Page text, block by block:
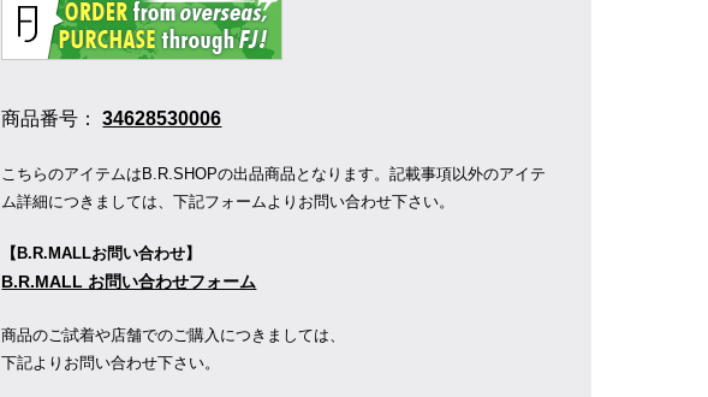
商品番号：34628530006
こちらのアイテムはB.R.SHOPの出品商品となります。記載事項以外のアイテ
ム詳細につきましては、下記フォームよりお問い合わせ下さい。
【B.R.MALLお問い合わせ】
B.R.MALL お問い合わせフォーム
商品のご試着や店舗でのご購入につきましては、
下記よりお問い合わせ下さい。